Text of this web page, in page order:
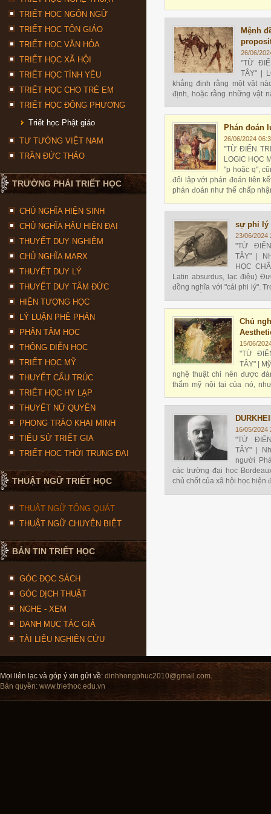
TRIẾT HỌC NGÔN NGỮ
TRIẾT HỌC TÔN GIÁO
TRIẾT HỌC VĂN HÓA
TRIẾT HỌC XÃ HỘI
TRIẾT HỌC TÌNH YÊU
TRIẾT HỌC CHO TRẺ EM
TRIẾT HỌC ĐÔNG PHƯƠNG
Triết học Phật giáo
TƯ TƯỞNG VIỆT NAM
TRẦN ĐỨC THẢO
TRƯỜNG PHÁI TRIẾT HỌC
CHỦ NGHĨA HIỆN SINH
CHỦ NGHĨA HẬU HIỆN ĐẠI
THUYẾT DUY NGHIỆM
CHỦ NGHĨA MARX
THUYẾT DUY LÝ
THUYẾT DUY TÂM ĐỨC
HIỆN TƯỢNG HỌC
LÝ LUẬN PHÊ PHÁN
PHÂN TÂM HỌC
THÔNG DIỄN HỌC
TRIẾT HỌC MỸ
THUYẾT CẤU TRÚC
TRIẾT HỌC HY LẠP
THUYẾT NỮ QUYỀN
PHONG TRÀO KHAI MINH
TIỂU SỬ TRIẾT GIA
TRIẾT HỌC THỜI TRUNG ĐẠI
THUẬT NGỮ TRIẾT HỌC
THUẬT NGỮ TỔNG QUÁT
THUẬT NGỮ CHUYÊN BIỆT
BẢN TIN TRIẾT HỌC
GÓC ĐỌC SÁCH
GÓC DỊCH THUẬT
NGHE - XEM
DANH MỤC TÁC GIẢ
TÀI LIỆU NGHIÊN CỨU
Mệnh
26/06/
"TỪ
TÂY" |
khẳng định rằng một vật
định, hoặc rằng những vật
Phán đoán
26/06/2024
"TỪ ĐIỂN
LOGIC HỌC
"p hoặc q",
đối lập với phán đoán liên
phán đoán như thế chấp
sự phi lý
23/06/2024
"TỪ
TÂY" |
HỌC
Latin absurdus, lạc điệu)
đồng nghĩa với "cái phi lý".
Chủ
15/06/
"TỪ
TÂY" |
nghệ thuật chỉ nên được
thẩm mỹ nội tại của nó,
16/05/2024
"TỪ
TÂY" |
người
các trường đại học
chủ chốt của xã hội học hiện
Mọi liên lạc và góp ý xin gửi về: dinhhongphuc2010@gmail.com.
Bản quyền: www.triethoc.edu.vn